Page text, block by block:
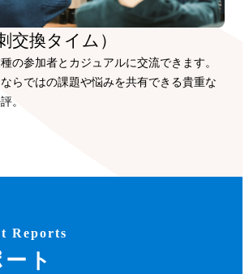
交換タイム）
の参加者とカジュアルに交流できます。
らではの課題や悩みを共有できる貴重な
。
Reports
ト